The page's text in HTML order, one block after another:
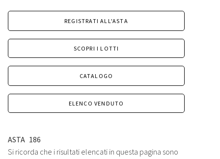
REGISTRATI ALL'ASTA
SCOPRI I LOTTI
CATALOGO
ELENCO VENDUTO
ASTA 186
Si ricorda che i risultati elencati in questa pagina sono